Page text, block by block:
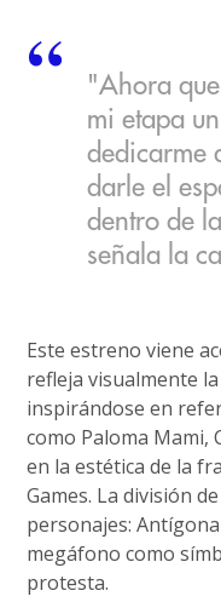
"Ahora
mi etapa
dedicarme
darle el
dentro de
señala la
Este estreno viene
refleja visualmente
inspirándose en
como Paloma Mami,
en la estética de la
Games. La división
personajes:
megáfono como
protesta.